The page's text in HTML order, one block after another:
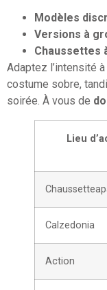
Modèles
Versions à
Chaussettes
Adaptez l’intensité
costume sobre,
soirée. À vous de
Lieu
Calzedonia
Action